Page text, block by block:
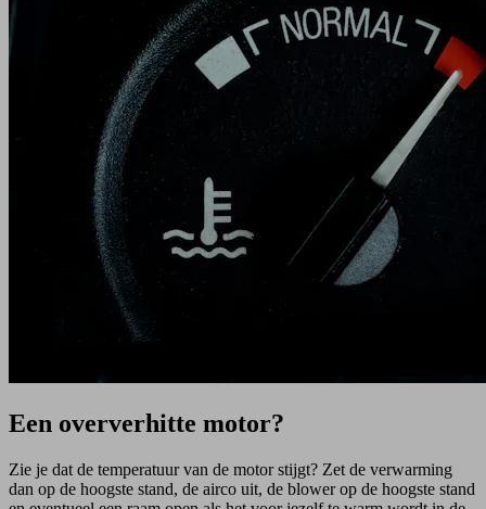
Een oververhitte motor?
Zie je dat de temperatuur van de motor stijgt? Zet de verwarming
dan op de hoogste stand, de airco uit, de blower op de hoogste stand